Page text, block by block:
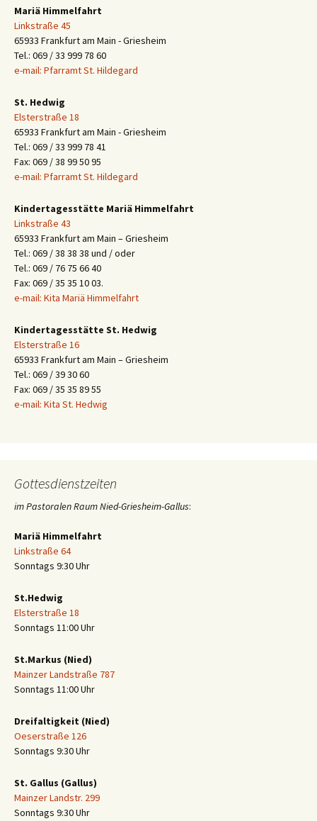
Mariä Himmelfahrt
Linkstraße 45
65933 Frankfurt am Main - Griesheim
Tel.: 069 / 33 999 78 60
e-mail: Pfarramt St. Hildegard
St. Hedwig
Elsterstraße 18
65933 Frankfurt am Main - Griesheim
Tel.: 069 / 33 999 78 41
Fax: 069 / 38 99 50 95
e-mail: Pfarramt St. Hildegard
Kindertagesstätte Mariä Himmelfahrt
Linkstraße 43
65933 Frankfurt am Main – Griesheim
Tel.: 069 / 38 38 38 und / oder
Tel.: 069 / 76 75 66 40
Fax: 069 / 35 35 10 03.
e-mail: Kita Mariä Himmelfahrt
Kindertagesstätte St. Hedwig
Elsterstraße 16
65933 Frankfurt am Main – Griesheim
Tel.: 069 / 39 30 60
Fax: 069 / 35 35 89 55
e-mail: Kita St. Hedwig
Gottesdienstzeiten
im Pastoralen Raum Nied-Griesheim-Gallus:
Mariä Himmelfahrt
Linkstraße 64
Sonntags 9:30 Uhr
St.Hedwig
Elsterstraße 18
Sonntags 11:00 Uhr
St.Markus (Nied)
Mainzer Landstraße 787
Sonntags 11:00 Uhr
Dreifaltigkeit (Nied)
Oeserstraße 126
Sonntags 9:30 Uhr
St. Gallus (Gallus)
Mainzer Landstr. 299
Sonntags 9:30 Uhr